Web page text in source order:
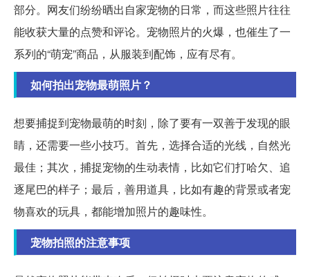
部分。网友们纷纷晒出自家宠物的日常，而这些照片往往
能收获大量的点赞和评论。宠物照片的火爆，也催生了一
系列的“萌宠”商品，从服装到配饰，应有尽有。
如何拍出宠物最萌照片？
想要捕捉到宠物最萌的时刻，除了要有一双善于发现的眼
睛，还需要一些小技巧。首先，选择合适的光线，自然光
最佳；其次，捕捉宠物的生动表情，比如它们打哈欠、追
逐尾巴的样子；最后，善用道具，比如有趣的背景或者宠
物喜欢的玩具，都能增加照片的趣味性。
宠物拍照的注意事项